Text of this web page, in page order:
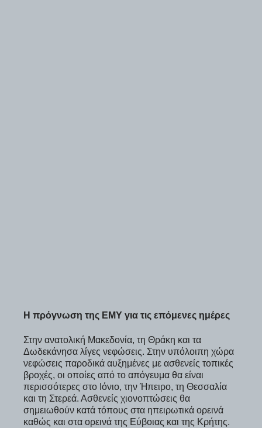
Η πρόγνωση της ΕΜΥ για τις επόμενες ημέρες
Στην ανατολική Μακεδονία, τη Θράκη και τα
Δωδεκάνησα λίγες νεφώσεις. Στην υπόλοιπη χώρα
νεφώσεις παροδικά αυξημένες με ασθενείς τοπικές
βροχές, οι οποίες από το απόγευμα θα είναι
περισσότερες στο Ιόνιο, την Ήπειρο, τη Θεσσαλία
και τη Στερεά. Ασθενείς χιονοπτώσεις θα
σημειωθούν κατά τόπους στα ηπειρωτικά ορεινά
καθώς και στα ορεινά της Εύβοιας και της Κρήτης.